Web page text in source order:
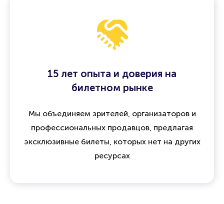
15 лет опыта и доверия на
билетном рынке
Мы объединяем зрителей, организаторов и
профессиональных продавцов, предлагая
эксклюзивные билеты, которых нет на других
ресурсах